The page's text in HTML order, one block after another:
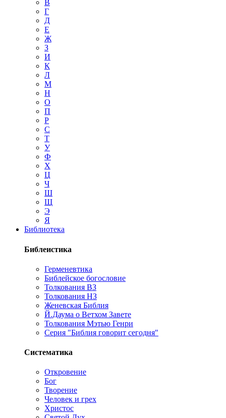
В
Г
Д
Е
Ж
З
И
К
Л
М
Н
О
П
Р
С
Т
У
Ф
Х
Ц
Ч
Ш
Щ
Э
Я
Библиотека
Библеистика
Герменевтика
Библейское богословие
Толкования ВЗ
Толкования НЗ
Женевская Библия
Й.Даума о Ветхом Завете
Толкования Мэтью Генри
Серия "Библия говорит сегодня"
Систематика
Откровение
Бог
Творение
Человек и грех
Христос